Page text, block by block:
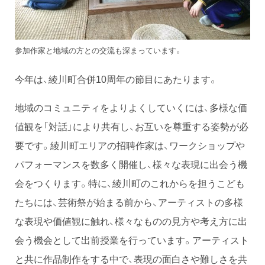
参加作家と地域の方との交流も深まっています。
今年は、綾川町合併10周年の節目にあたります。
地域のコミュニティをよりよくしていくには、多様な価
値観を「対話」により共有し、お互いを尊重する姿勢が必
要です。綾川町エリアの招聘作家は、ワークショップや
パフォーマンスを数多く開催し、様々な表現に出会う機
会をつくります。特に、綾川町のこれからを担うこども
たちには、芸術祭が始まる前から、アーティストの多様
な表現や価値観に触れ、様々なものの見方や考え方に出
会う機会として出前授業を行っています。アーティスト
と共に作品制作をする中で、表現の面白さや難しさを共